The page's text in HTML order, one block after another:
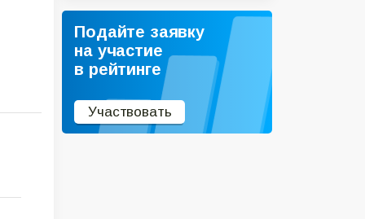
Подайте заявку
на участие
в рейтинге
Участвовать